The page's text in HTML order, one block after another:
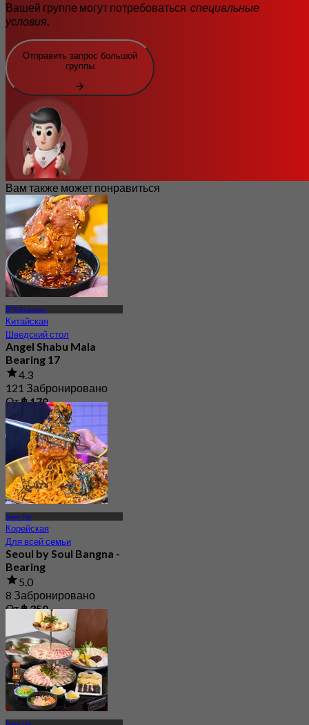
Вашей группе могут потребоваться специальные
условия.
Отправить запрос большой
группы
Вам также может понравиться
BTS Беаринг
Китайская
Шведский стол
Angel Shabu Mala
Bearing 17
4.3
121 Забронировано
От฿ 179
Банг На
Корейская
Для всей семьи
Seoul by Soul Bangna -
Bearing
5.0
8 Забронировано
От฿ 350